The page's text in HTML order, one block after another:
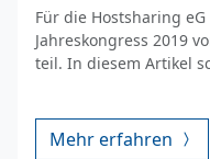
Für die Hostsharing
Jahreskongress 2019
teil. In diesem Artikel
Mehr erfahren